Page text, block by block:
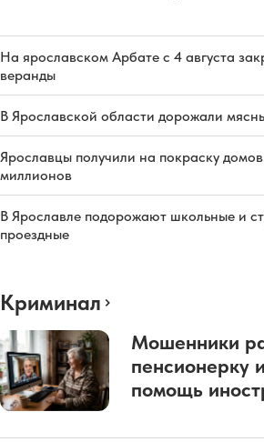
На ярославском Арбате с 4 августа
веранды
В Ярославской области дорожали
Ярославцы получили на покраску
миллионов
В Ярославле подорожают школьные и
проездные
Криминал
Мошенники
пенсионерку
помощь